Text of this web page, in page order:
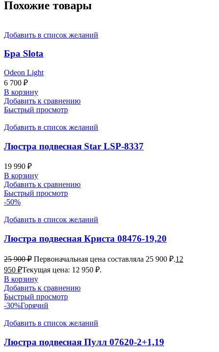
Похожие товары
Добавить в список желаний
Бра Slota
Odeon Light
6 700 ₽
В корзину
Добавить к сравнению
Быстрый просмотр
Добавить в список желаний
Люстра подвесная Star LSP-8337
19 990 ₽
В корзину
Добавить к сравнению
Быстрый просмотр
-50%
Добавить в список желаний
Люстра подвесная Криста 08476-19,20
25 900₽ Первоначальная цена составляла 25 900 ₽.12
950 ₽Текущая цена: 12 950 ₽.
В корзину
Добавить к сравнению
Быстрый просмотр
-30%Горячий
Добавить в список желаний
Люстра подвесная Пулл 07620-2+1,19